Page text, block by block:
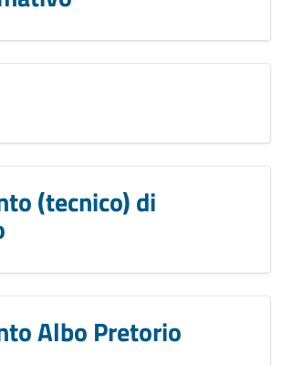
(tecnico) di
Albo Pretorio